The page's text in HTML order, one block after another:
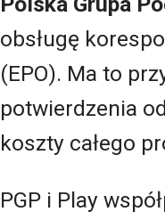
obsługę
(EPO). Ma to
potwierdzenia
koszty całego
PGP i Play